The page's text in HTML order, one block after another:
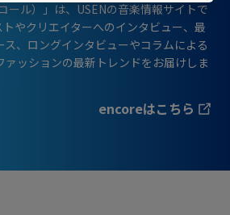
ール）」は、USENの音楽情報サイトで
トやクリエイターへのインタビュー、最
ス、ロングインタビューやコラムによる
ァッションの最新トレンドをお届けしま
encoreはこちら